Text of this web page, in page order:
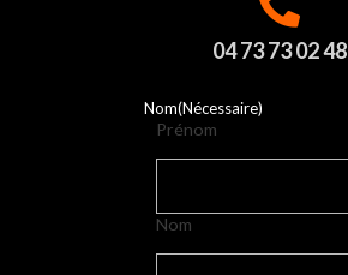
04 73 73 02 48
Nom(Nécessaire)
Prénom
Nom